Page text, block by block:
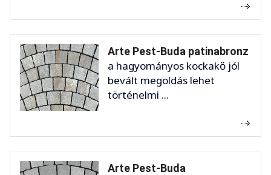
Arte Pest-Buda patinabronz
a hagyományos kockakő jól
bevált megoldás lehet
történelmi ...
Arte Pest-Buda